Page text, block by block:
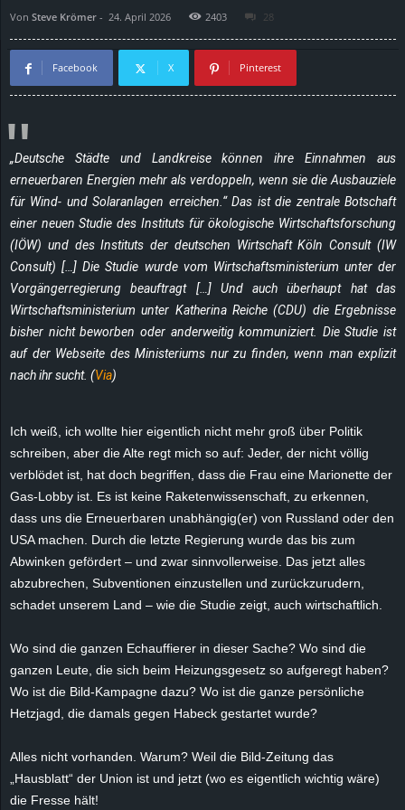
Von Steve Krömer - 24. April 2026 2403 28
Facebook X Pinterest
„Deutsche Städte und Landkreise können ihre Einnahmen aus
erneuerbaren Energien mehr als verdoppeln, wenn sie die Ausbauziele
für Wind- und Solaranlagen erreichen.“ Das ist die zentrale Botschaft
einer neuen Studie des Instituts für ökologische Wirtschaftsforschung
(IÖW) und des Instituts der deutschen Wirtschaft Köln Consult (IW
Consult) […] Die Studie wurde vom Wirtschaftsministerium unter der
Vorgängerregierung beauftragt […] Und auch überhaupt hat das
Wirtschaftsministerium unter Katherina Reiche (CDU) die Ergebnisse
bisher nicht beworben oder anderweitig kommuniziert. Die Studie ist
auf der Webseite des Ministeriums nur zu finden, wenn man explizit
nach ihr sucht. (Via)
Ich weiß, ich wollte hier eigentlich nicht mehr groß über Politik
schreiben, aber die Alte regt mich so auf: Jeder, der nicht völlig
verblödet ist, hat doch begriffen, dass die Frau eine Marionette der
Gas-Lobby ist. Es ist keine Raketenwissenschaft, zu erkennen,
dass uns die Erneuerbaren unabhängig(er) von Russland oder den
USA machen. Durch die letzte Regierung wurde das bis zum
Abwinken gefördert – und zwar sinnvollerweise. Das jetzt alles
abzubrechen, Subventionen einzustellen und zurückzurudern,
schadet unserem Land – wie die Studie zeigt, auch wirtschaftlich.
Wo sind die ganzen Echauffierer in dieser Sache? Wo sind die
ganzen Leute, die sich beim Heizungsgesetz so aufgeregt haben?
Wo ist die Bild-Kampagne dazu? Wo ist die ganze persönliche
Hetzjagd, die damals gegen Habeck gestartet wurde?
Alles nicht vorhanden. Warum? Weil die Bild-Zeitung das
„Hausblatt“ der Union ist und jetzt (wo es eigentlich wichtig wäre)
die Fresse hält!